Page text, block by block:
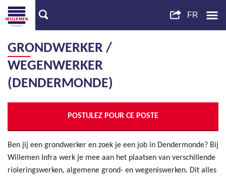
GRONDWERKER /
WEGENWERKER
(DENDERMONDE)
POSTULEZ POUR CE POSTE
Ben jij een grondwerker en zoek je een job in Dendermonde? Bij
Willemen Infra werk je mee aan het plaatsen van verschillende
rioleringswerken, algemene grond- en wegeniswerken. Dit alles